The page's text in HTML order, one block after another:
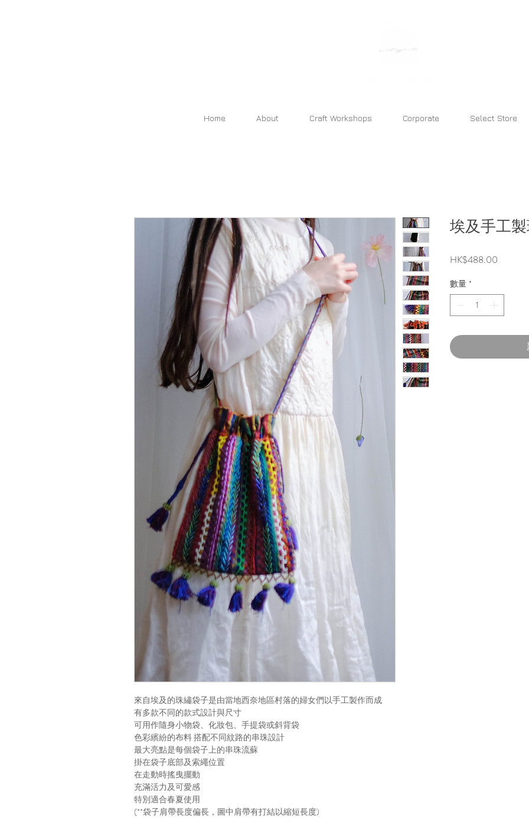
Home About Craft Workshops Corporate Select Store
來自埃及的珠繡袋子是由當地西奈地區村落的婦女們以手工製作而成
有多款不同的款式設計與尺寸
可用作隨身小物袋、化妝包、手提袋或斜背袋
色彩繽紛的布料 搭配不同紋路的串珠設計
最大亮點是每個袋子上的串珠流蘇
掛在袋子底部及索繩位置
在走動時搖曳擺動
充滿活力及可愛感
特別適合春夏使用
(**袋子肩帶長度偏長，圖中肩帶有打結以縮短長度)
埃及手工
HK$488.00
數量 *